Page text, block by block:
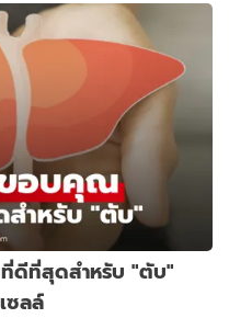
ดีที่สุดสำหรับ "ตับ"
ซลล์